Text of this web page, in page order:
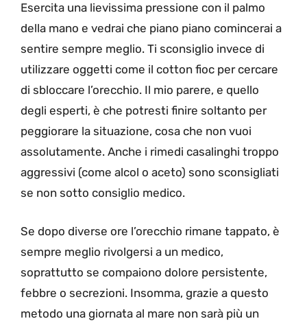
Esercita una lievissima pressione con il palmo
della mano e vedrai che piano piano comincerai a
sentire sempre meglio. Ti sconsiglio invece di
utilizzare oggetti come il cotton fioc per cercare
di sbloccare l’orecchio. Il mio parere, e quello
degli esperti, è che potresti finire soltanto per
peggiorare la situazione, cosa che non vuoi
assolutamente. Anche i rimedi casalinghi troppo
aggressivi (come alcol o aceto) sono sconsigliati
se non sotto consiglio medico.
Se dopo diverse ore l’orecchio rimane tappato, è
sempre meglio rivolgersi a un medico,
soprattutto se compaiono dolore persistente,
febbre o secrezioni. Insomma, grazie a questo
metodo una giornata al mare non sarà più un